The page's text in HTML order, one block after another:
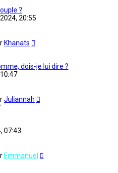
?
20:55
Khanats
dois-je lui dire ?
Juliannah
07:43
Emmanuel